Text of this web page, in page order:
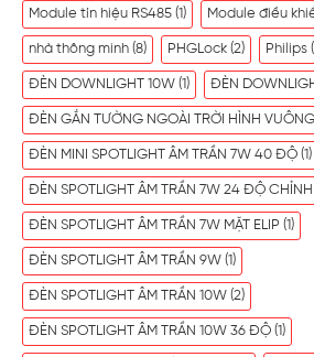
Module tín hiệu RS485 (1) Module điều
nhà thông minh (8) PHGLock (2) Philips
ĐÈN DOWNLIGHT 10W (1) ĐÈN
ĐÈN GẮN TƯỜNG NGOÀI TRỜI HÌNH VUÔNG
ĐÈN MINI SPOTLIGHT ÂM TRẦN 7W 40 ĐỘ (1)
ĐÈN SPOTLIGHT ÂM TRẦN 7W 24 ĐỘ
ĐÈN SPOTLIGHT ÂM TRẦN 7W MẶT ELIP (1)
ĐÈN SPOTLIGHT ÂM TRẦN 9W (1)
ĐÈN SPOTLIGHT ÂM TRẦN 10W (2)
ĐÈN SPOTLIGHT ÂM TRẦN 10W 36 ĐỘ (1)